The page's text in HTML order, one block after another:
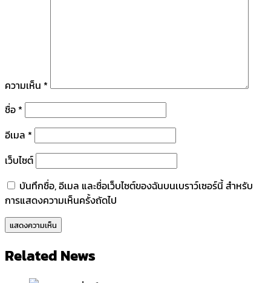
ความเห็น *
ชื่อ *
อีเมล *
เว็บไซต์
บันทึกชื่อ, อีเมล และชื่อเว็บไซต์ของฉันบนเบราว์เซอร์นี้ สำหรับ
การแสดงความเห็นครั้งถัดไป
Related News